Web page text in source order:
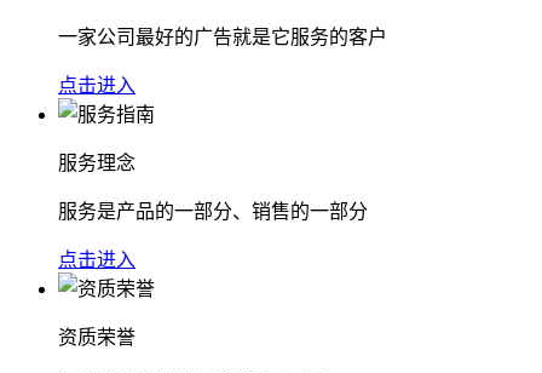
一家公司最好的广告就是它服务的客户
点击进入
服务理念
服务是产品的一部分、销售的一部分
点击进入
资质荣誉